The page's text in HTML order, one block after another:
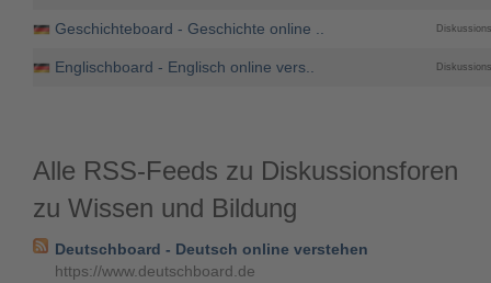
Geschichteboard - Geschichte online ..
Englischboard - Englisch online vers..
Alle RSS-Feeds zu Diskussionsforen
zu Wissen und Bildung
Deutschboard - Deutsch online verstehen
https://www.deutschboard.de